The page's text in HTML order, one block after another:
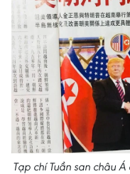
Tạp chí Tuần san châu